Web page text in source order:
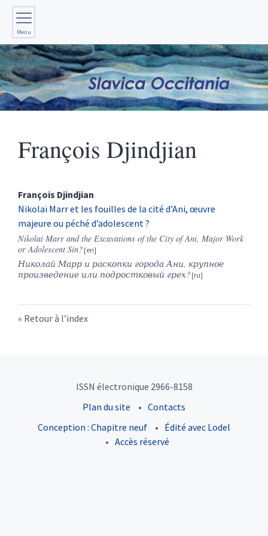
Menu
François Djindjian
François Djindjian
Nikolaï Marr et les fouilles de la cité d’Ani, œuvre
majeure ou péché d’adolescent ?
Nikolai Marr and the Excavations of the City of Ani, Major Work
or Adolescent Sin?
Николай Марр и раскопки города Ани, крупное
произведение или подростковый грех?
Retour à l’index
ISSN électronique 2966-8158
Plan du site
Contacts
Conception : Chapitre neuf
Édité avec Lodel
Accès réservé